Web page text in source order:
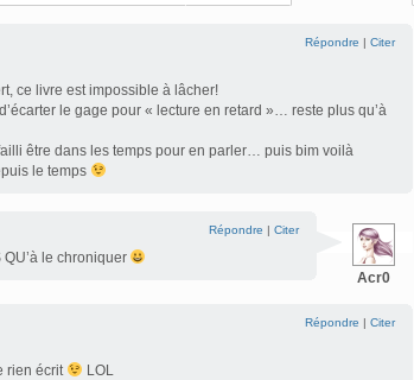
Répondre | Citer
ce livre est impossible à lâcher!
le gage pour « lecture en retard »… reste plus qu’à
être dans les temps pour en parler… puis bim voilà
le temps
Acr0
Répondre | Citer
QU’à le chroniquer
Répondre | Citer
rien écrit
LOL